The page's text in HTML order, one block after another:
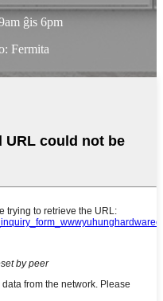
ĝis 6pm
Fermita